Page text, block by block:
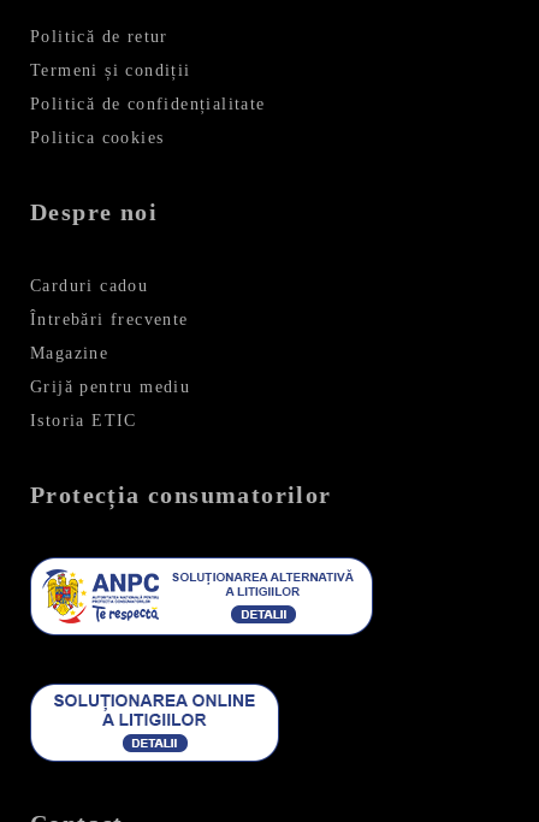
Politică de retur
Termeni și condiții
Politică de confidențialitate
Politica cookies
Despre noi
Carduri cadou
Întrebări frecvente
Magazine
Grijă pentru mediu
Istoria ETIC
Protecția consumatorilor